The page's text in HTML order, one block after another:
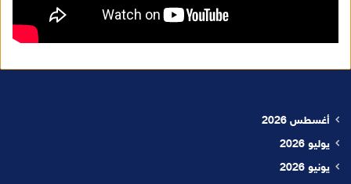
أغسطس 2026
يوليو 2026
يونيو 2026